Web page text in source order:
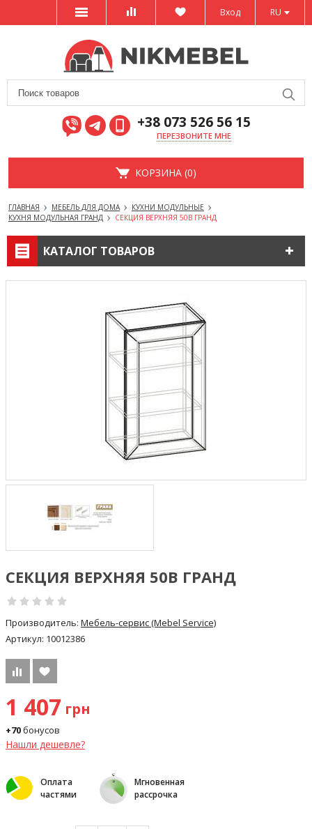
RU
Вход
+38 073 526 56 15
ПЕРЕЗВОНИТЕ МНЕ
КОРЗИНА (0)
ГЛАВНАЯ МЕБЕЛЬ ДЛЯ ДОМА
КУХНИ МОДУЛЬНЫЕ
КУХНЯ МОДУЛЬНАЯ ГРАНД
СЕКЦИЯ ВЕРХНЯЯ 50В ГРАНД
КАТАЛОГ ТОВАРОВ
СЕКЦИЯ ВЕРХНЯЯ 50В ГРАНД
Производитель: Мебель-сервис (Mebel Service)
Артикул: 10012386
1 407 грн
+70бонусов
Нашли дешевле?
Оплата
частями
Мгновенная
рассрочка